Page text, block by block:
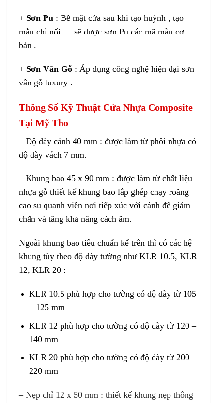
+ Sơn Pu : Bề mặt cửa sau khi tạo huỳnh , tạo
mẫu chỉ nổi … sẽ được sơn Pu các mã màu cơ
bản .
+ Sơn Vân Gỗ : Áp dụng công nghệ hiện đại sơn
vân gỗ luxury .
Thông Số Kỹ Thuật Cửa Nhựa Composite
Tại Mỹ Tho
– Độ dày cánh 40 mm : được làm từ phôi nhựa có
độ dày vách 7 mm.
– Khung bao 45 x 90 mm : được làm từ chất liệu
nhựa gỗ thiết kế khung bao lắp ghép chạy roăng
cao su quanh viền nơi tiếp xúc với cánh để giảm
chấn và tăng khả năng cách âm.
Ngoài khung bao tiêu chuẩn kể trên thì có các hệ
khung tùy theo độ dày tường như KLR 10.5, KLR
12, KLR 20 :
KLR 10.5 phù hợp cho tường có độ dày từ 105
– 125 mm
KLR 12 phù hợp cho tường có độ dày từ 120 –
140 mm
KLR 20 phù hợp cho tường có độ dày từ 200 –
220 mm
– Nẹp chỉ 12 x 50 mm : thiết kế khung nẹp thông